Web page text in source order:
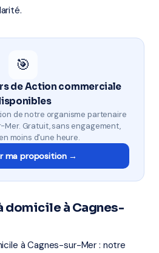
🎯
de Action commerciale
de notre organisme partenaire
Gratuit, sans engagement,
moins d'une heure.
ma proposition →
domicile à Cagnes-
à Cagnes-sur-Mer : notre